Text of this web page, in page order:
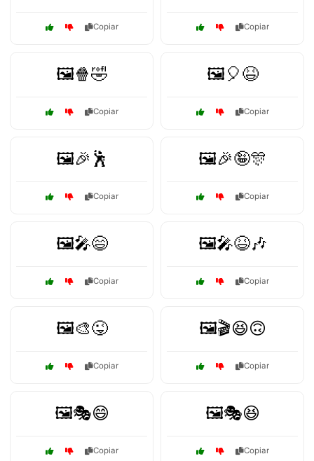
Copiar Copiar
🖼️🍿🤣
Copiar
🖼️🎈😆
Copiar
🖼️🎉🕺
Copiar
🖼️🎉🤪🎊
Copiar
🖼️🎤😄
Copiar
🖼️🎤😆🎶
Copiar
🖼️🎨😜
Copiar
🖼️🎬😆🙃
Copiar
🖼️🎭😄
Copiar
🖼️🎭😆
Copiar